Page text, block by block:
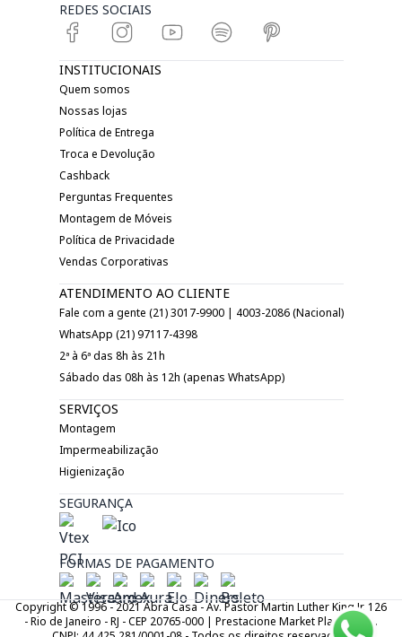
REDES SOCIAIS
INSTITUCIONAIS
Quem somos
Nossas lojas
Política de Entrega
Troca e Devolução
Cashback
Perguntas Frequentes
Montagem de Móveis
Política de Privacidade
Vendas Corporativas
ATENDIMENTO AO CLIENTE
Fale com a gente (21) 3017-9900 | 4003-2086 (Nacional)
WhatsApp (21) 97117-4398
2ª à 6ª das 8h às 21h
Sábado das 08h às 12h (apenas WhatsApp)
SERVIÇOS
Montagem
Impermeabilização
Higienização
SEGURANÇA
FORMAS DE PAGAMENTO
Copyright © 1996 - 2021 Abra Casa - Av. Pastor Martin Luther King Jr. 126
- Rio de Janeiro - RJ - CEP 20765-000 | Prestacione Market Place LTDA.